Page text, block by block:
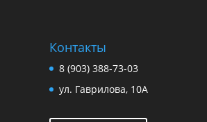
Контакты
8 (903) 388-73-03
ул. Гаврилова, 10А